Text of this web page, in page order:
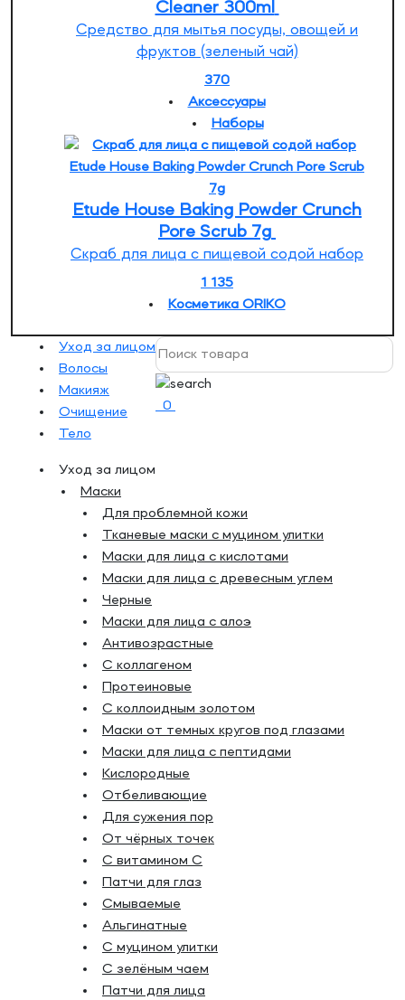
Cleaner 300ml
Средство для мытья посуды, овощей и
фруктов (зеленый чай)
370
Аксессуары
Наборы
Etude House Baking Powder Crunch
Pore Scrub 7g
Скраб для лица с пищевой содой набор
1 135
Косметика ORIKO
Уход за лицом
Волосы
Макияж
Очищение
Тело
0
Уход за лицом
Маски
Для проблемной кожи
Тканевые маски с муцином улитки
Маски для лица с кислотами
Маски для лица с древесным углем
Черные
Маски для лица с алоэ
Антивозрастные
С коллагеном
Протеиновые
С коллоидным золотом
Маски от темных кругов под глазами
Маски для лица с пептидами
Кислородные
Отбеливающие
Для сужения пор
От чёрных точек
С витамином C
Патчи для глаз
Смываемые
Альгинатные
С муцином улитки
С зелёным чаем
Патчи для лица